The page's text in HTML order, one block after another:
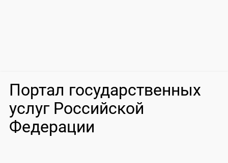
Портал государственных
услуг Российской
Федерации